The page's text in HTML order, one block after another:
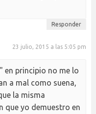
Responder
23 julio, 2015 a las 5:05 pm
en principio no me lo
a mal como suena,
la misma
que yo demuestro en